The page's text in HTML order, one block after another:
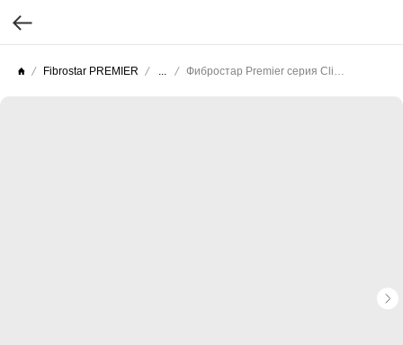
Fibrostar PREMIER